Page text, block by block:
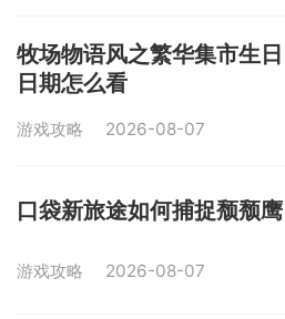
牧场物语风之繁华集市生日
日期怎么看
游戏攻略 2026-08-07
口袋新旅途如何捕捉颓颓鹰
游戏攻略 2026-08-07